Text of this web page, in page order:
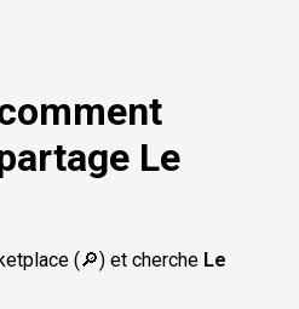
Le
(🔎) et cherche Le